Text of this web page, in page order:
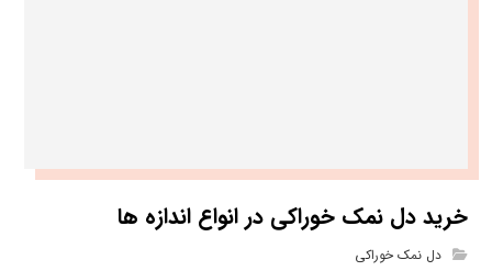
خرید دل نمک خوراکی در انواع اندازه ها
دل نمک خوراکی